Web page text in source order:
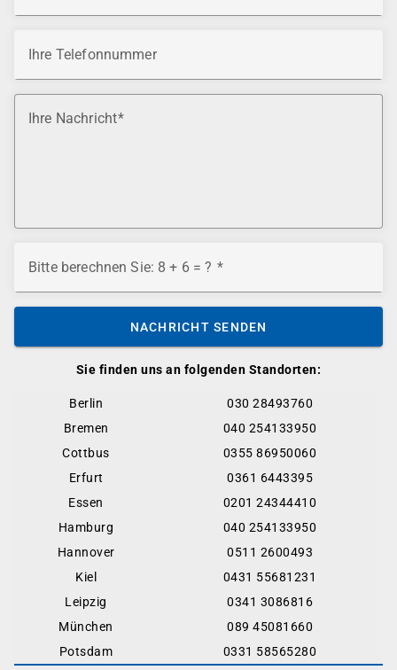
Sie finden uns an folgenden Standorten:
Berlin
030 28493760
Bremen
040 254133950
Cottbus
0355 86950060
Erfurt
0361 6443395
Essen
0201 24344410
Hamburg
040 254133950
Hannover
0511 2600493
Kiel
0431 55681231
Leipzig
0341 3086816
München
089 45081660
Potsdam
0331 58565280
Ihre Telefonnummer
Ihre Nachricht
Bitte berechnen Sie: 8 + 6 = ?
NACHRICHT SENDEN